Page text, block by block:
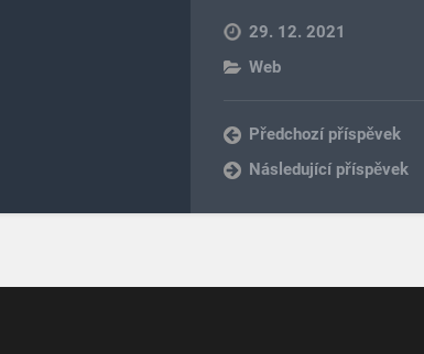
29. 12. 2021
Web
Předchozí příspěvek
Následující příspěvek